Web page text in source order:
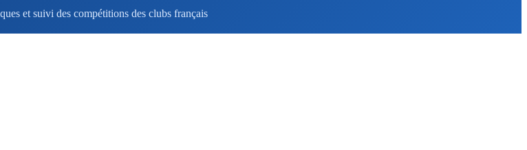
et suivi des compétitions des clubs français